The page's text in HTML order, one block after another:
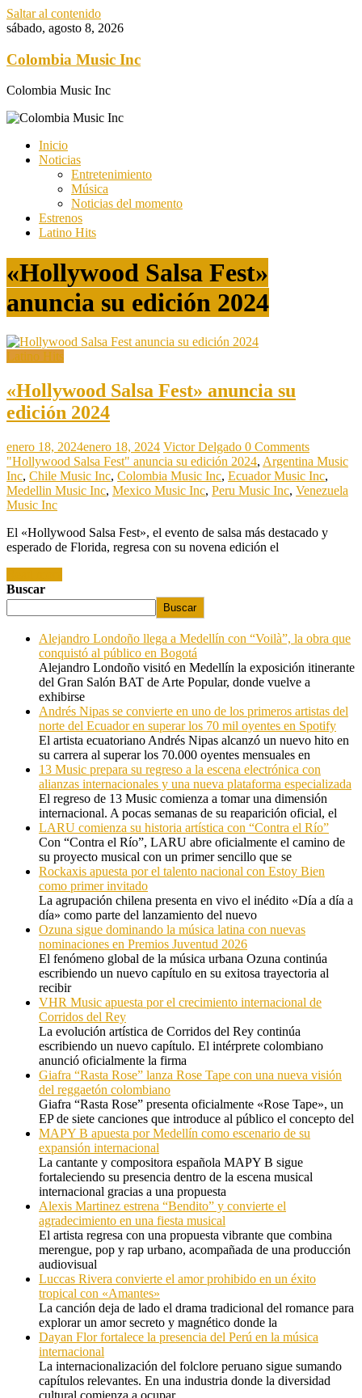
Saltar al contenido
sábado, agosto 8, 2026
Colombia Music Inc
Colombia Music Inc
Inicio
Noticias
Entretenimiento
Música
Noticias del momento
Estrenos
Latino Hits
«Hollywood Salsa Fest»
anuncia su edición 2024
Latino Hits
«Hollywood Salsa Fest» anuncia su
edición 2024
enero 18, 2024enero 18, 2024 Victor Delgado 0 Comments
"Hollywood Salsa Fest" anuncia su edición 2024, Argentina Music
Inc, Chile Music Inc, Colombia Music Inc, Ecuador Music Inc,
Medellin Music Inc, Mexico Music Inc, Peru Music Inc, Venezuela
Music Inc
El «Hollywood Salsa Fest», el evento de salsa más destacado y
esperado de Florida, regresa con su novena edición el
Buscar
Buscar
Alejandro Londoño llega a Medellín con “Voilà”, la obra que
conquistó al público en Bogotá
Alejandro Londoño visitó en Medellín la exposición itinerante
del Gran Salón BAT de Arte Popular, donde vuelve a
exhibirse
Andrés Nipas se convierte en uno de los primeros artistas del
norte del Ecuador en superar los 70 mil oyentes en Spotify
El artista ecuatoriano Andrés Nipas alcanzó un nuevo hito en
su carrera al superar los 70.000 oyentes mensuales en
13 Music prepara su regreso a la escena electrónica con
alianzas internacionales y una nueva plataforma especializada
El regreso de 13 Music comienza a tomar una dimensión
internacional. A pocas semanas de su reaparición oficial, el
LARU comienza su historia artística con “Contra el Río”
Con “Contra el Río”, LARU abre oficialmente el camino de
su proyecto musical con un primer sencillo que se
Rockaxis apuesta por el talento nacional con Estoy Bien
como primer invitado
La agrupación chilena presenta en vivo el inédito «Día a día a
día» como parte del lanzamiento del nuevo
Ozuna sigue dominando la música latina con nuevas
nominaciones en Premios Juventud 2026
El fenómeno global de la música urbana Ozuna continúa
escribiendo un nuevo capítulo en su exitosa trayectoria al
recibir
VHR Music apuesta por el crecimiento internacional de
Corridos del Rey
La evolución artística de Corridos del Rey continúa
escribiendo un nuevo capítulo. El intérprete colombiano
anunció oficialmente la firma
Giafra “Rasta Rose” lanza Rose Tape con una nueva visión
del reggaetón colombiano
Giafra “Rasta Rose” presenta oficialmente «Rose Tape», un
EP de siete canciones que introduce al público el concepto del
MAPY B apuesta por Medellín como escenario de su
expansión internacional
La cantante y compositora española MAPY B sigue
fortaleciendo su presencia dentro de la escena musical
internacional gracias a una propuesta
Alexis Martinez estrena “Bendito” y convierte el
agradecimiento en una fiesta musical
El artista regresa con una propuesta vibrante que combina
merengue, pop y rap urbano, acompañada de una producción
audiovisual
Luccas Rivera convierte el amor prohibido en un éxito
tropical con «Amantes»
La canción deja de lado el drama tradicional del romance para
explorar un amor secreto y magnético donde la
Dayan Flor fortalece la presencia del Perú en la música
internacional
La internacionalización del folclore peruano sigue sumando
capítulos relevantes. En una industria donde la diversidad